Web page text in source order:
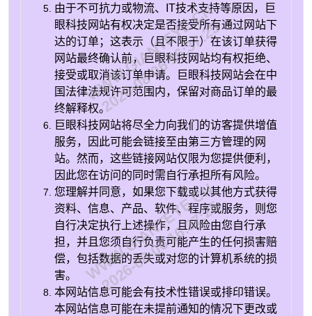
由于不可抗力或物流、IT技术支持等原因，巨
眼科技网站有权决定是否接受所有通过网站下
达的订单；这表示（且不限于）在该订单获得
网站最终确认前，巨眼科技网站均有权拒绝、
接受或取消该订单申请。巨眼科技网站会在中
国法律法规许可范围内，保留对商品订单的最
终解释权。
巨眼科技网站将尽全力向我们的访客提供增值
服务，因此可能会链接至由第三方管理的网
站。然而，这些链接网站仅限为您提供便利，
因此您在访问的同时需自行承担所有风险。
您理解并同意，如果您下载或以其他方式获得
资料、信息、产品、软件、程序或服务，则您
自行决定执行上述操作，且风险由您自行承
担，并且您须自行负责可能产生的任何损害赔
偿，包括数据的丢失或对您的计算机系统的损
害。
本网站信息可能会有技术性错误或排印错误。
本网站信息可能在未提前通知的情况下更改或
WWW.GIANTEYE.CN
2026-08-06 16:37:25
WWW.GIANTEYE.CN
2026-08-06 16:37:25